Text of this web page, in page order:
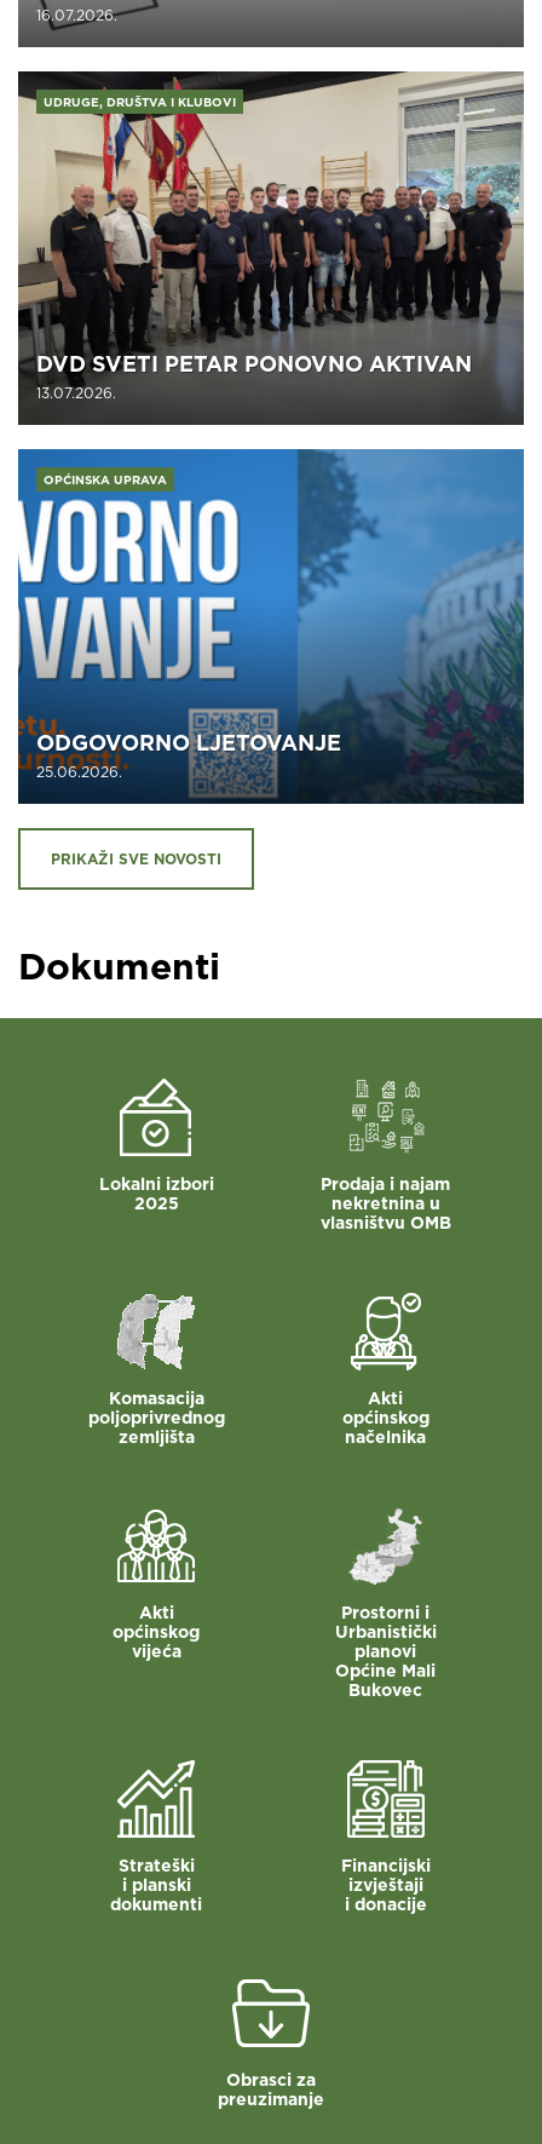
16.07.2026.
UDRUGE, DRUŠTVA I KLUBOVI
DVD SVETI PETAR PONOVNO AKTIVAN
13.07.2026.
OPĆINSKA UPRAVA
ODGOVORNO LJETOVANJE
25.06.2026.
PRIKAŽI SVE NOVOSTI
Dokumenti
Lokalni izbori
2025
Prodaja i najam
nekretnina u
vlasništvu OMB
Komasacija
poljoprivrednog
zemljišta
Akti
općinskog
načelnika
Akti
općinskog
vijeća
Prostorni i
Urbanistički
planovi
Općine Mali
Bukovec
Strateški
i planski
dokumenti
Financijski
izvještaji
i donacije
Obrasci za
preuzimanje